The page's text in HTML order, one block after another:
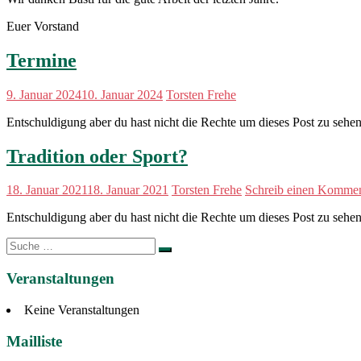
Euer Vorstand
Termine
9. Januar 202410. Januar 2024 Torsten Frehe
Entschuldigung aber du hast nicht die Rechte um dieses Post zu
Tradition oder Sport?
18. Januar 202118. Januar 2021 Torsten Frehe Schreib einen
Entschuldigung aber du hast nicht die Rechte um dieses Post zu
Suche
nach:
Veranstaltungen
Keine Veranstaltungen
Mailliste